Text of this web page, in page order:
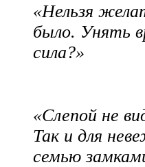
«Нельзя
было. Унять
сила?»
«Слепой не
Так и для
семью